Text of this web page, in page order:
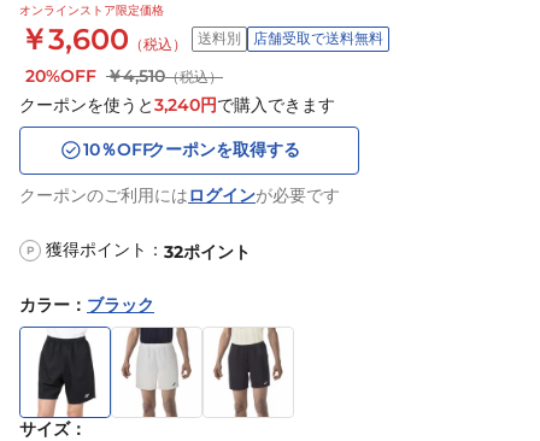
オンラインストア限定価格
￥3,600 （税込） 送料別 店舗受取で送料無料
20%OFF ￥4,510（税込）
クーポンを使うと3,240円で購入できます
10％OFFクーポンを取得する
クーポンのご利用にはログインが必要です
P 獲得ポイント： 32ポイント
カラー ： ブラック
サイズ：